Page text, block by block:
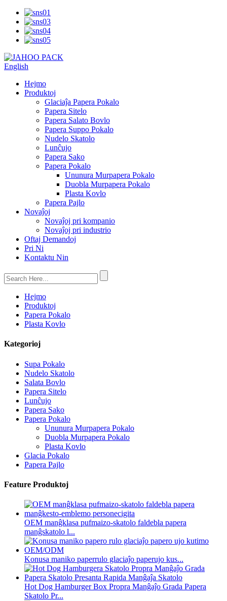
English
Hejmo
Produktoj
Glaciaĵa Papera Pokalo
Papera Sitelo
Papera Salato Bovlo
Papera Suppo Pokalo
Nudelo Skatolo
Lunĉujo
Papera Sako
Papera Pokalo
Ununura Murpapera Pokalo
Duobla Murpapera Pokalo
Plasta Kovlo
Papera Pajlo
Novaĵoj
Novaĵoj pri kompanio
Novaĵoj pri industrio
Oftaj Demandoj
Pri Ni
Kontaktu Nin
Hejmo
Produktoj
Papera Pokalo
Plasta Kovlo
Kategorioj
Supa Pokalo
Nudelo Skatolo
Salata Bovlo
Papera Sitelo
Lunĉujo
Papera Sako
Papera Pokalo
Ununura Murpapera Pokalo
Duobla Murpapera Pokalo
Plasta Kovlo
Glacia Pokalo
Papera Pajlo
Feature Produktoj
OEM manĝklasa pufmaizo-skatolo faldebla papera
manĝskatolo l...
Konusa maniko paperrulo glaciaĵo paperujo kus...
Hot Dog Hamburger Box Propra Manĝaĵo Grada Papera
Skatolo Pr...